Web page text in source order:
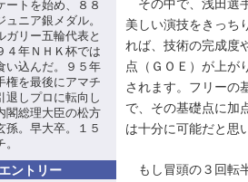
その中で、浅田選
美しい演技をきっち
れば、技術の完成度
点（ＧＯＥ）が上が
されます。フリーの
で、その基礎点に加
は十分に可能だと思
もし冒頭の３回転
ートを始め、８８
ュニア銀メダル。
ガリー五輪代表と
４年ＮＨＫ杯では
い込んだ。９５年
権を最後にアマチ
退しプロに転向し
閣総理大臣の松方
孫。早大卒。１５
ントリー